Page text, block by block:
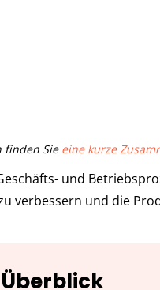
finden Sie eine kurze
und
verbessern und die